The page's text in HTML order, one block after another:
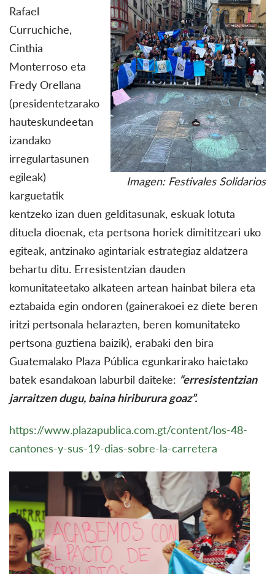
Imagen: Festivales Solidarios
Rafael
Curruchiche,
Cinthia
Monterroso eta
Fredy Orellana
(presidentetzarako
hauteskundeetan
izandako
irregulartasunen
egileak)
karguetatik
kentzeko izan duen gelditasunak, eskuak lotuta
dituela dioenak, eta pertsona horiek dimititzeari uko
egiteak, antzinako agintariak estrategiaz aldatzera
behartu ditu. Erresistentzian dauden
komunitateetako alkateen artean hainbat bilera eta
eztabaida egin ondoren (gainerakoei ez diete beren
iritzi pertsonala helarazten, beren komunitateko
pertsona guztiena baizik), erabaki den bira
Guatemalako Plaza Pública egunkarirako haietako
batek esandakoan laburbil daiteke: “erresistentzian
jarraitzen dugu, baina hiriburura goaz”.
https://www.plazapublica.com.gt/content/los-48-
cantones-y-sus-19-dias-sobre-la-carretera